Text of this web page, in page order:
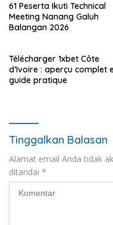
61 Peserta Ikuti Technical
Meeting Nanang Galuh
Balangan 2026
Télécharger 1xbet Côte
d’Ivoire : aperçu complet
guide pratique
Tinggalkan Balasan
Alamat email Anda tidak
ditandai *